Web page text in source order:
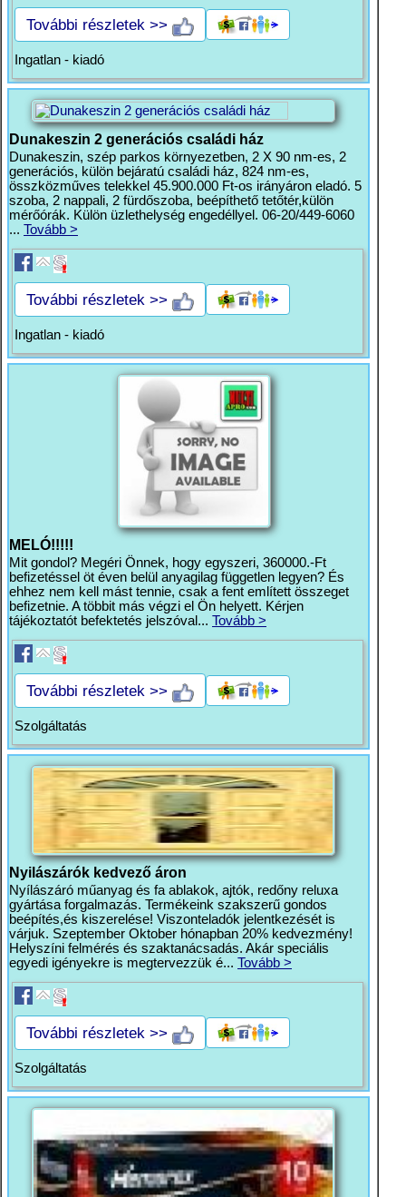
További részletek >>
Ingatlan - kiadó
Dunakeszin 2 generációs családi ház
Dunakeszin, szép parkos környezetben, 2 X 90 nm-es, 2
generációs, külön bejáratú családi ház, 824 nm-es,
összközműves telekkel 45.900.000 Ft-os irányáron eladó. 5
szoba, 2 nappali, 2 fürdőszoba, beépíthető tetőtér,külön
mérőórák. Külön üzlethelység engedéllyel. 06-20/449-6060
... Tovább >
További részletek >>
Ingatlan - kiadó
MELÓ!!!!!
Mit gondol? Megéri Önnek, hogy egyszeri, 360000.-Ft
befizetéssel öt éven belül anyagilag független legyen? És
ehhez nem kell mást tennie, csak a fent említett összeget
befizetnie. A többit más végzi el Ön helyett. Kérjen
tájékoztatót befektetés jelszóval... Tovább >
További részletek >>
Szolgáltatás
Nyilászárók kedvező áron
Nyílászáró műanyag és fa ablakok, ajtók, redőny reluxa
gyártása forgalmazás. Termékeink szakszerű gondos
beépítés,és kiszerelése! Viszonteladók jelentkezését is
várjuk. Szeptember Oktober hónapban 20% kedvezmény!
Helyszíni felmérés és szaktanácsadás. Akár speciális
egyedi igényekre is megtervezzük é... Tovább >
További részletek >>
Szolgáltatás